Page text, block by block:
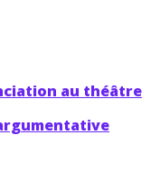
au théâtre